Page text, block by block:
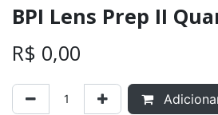
BPI Lens Prep II
R$ 0,00